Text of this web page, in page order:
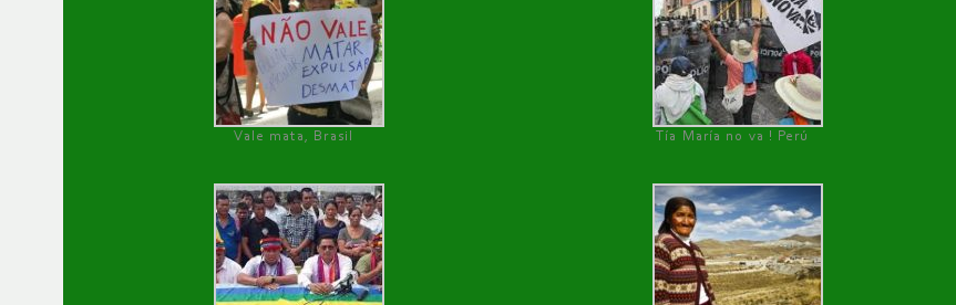
Vale mata, Brasil Tía María no va ! Perú